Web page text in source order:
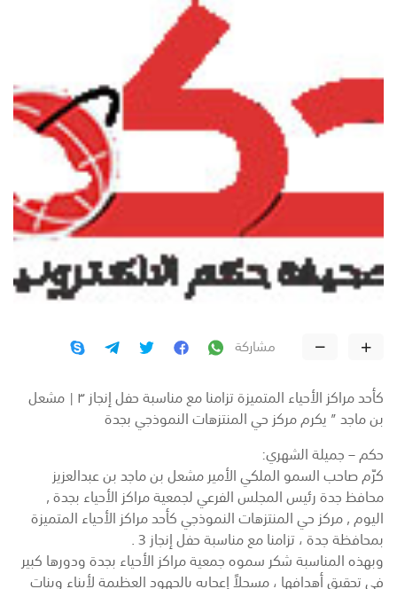
مشاركة
كأحد مراكز الأحياء المتميزة تزامنا مع مناسبة حفل إنجاز ٣ | مشعل
بن ماجد ” يكرم مركز حي المنتزهات النموذجي بجدة
حكم – جميلة الشهري:
كرّم صاحب السمو الملكي الأمير مشعل بن ماجد بن عبدالعزيز
محافظ جدة رئيس المجلس الفرعي لجمعية مراكز الأحياء بجدة ,
اليوم , مركز حي المنتزهات النموذجي كأحد مراكز الأحياء المتميزة
بمحافظة جدة ، تزامنا مع مناسبة حفل إنجاز 3 .
وبهذه المناسبة شكر سموه جمعية مراكز الأحياء بجدة ودورها كبير
في تحقيق أهدافها ، مسجلاً إعجابه بالجهود العظيمة لأبناء وبنات